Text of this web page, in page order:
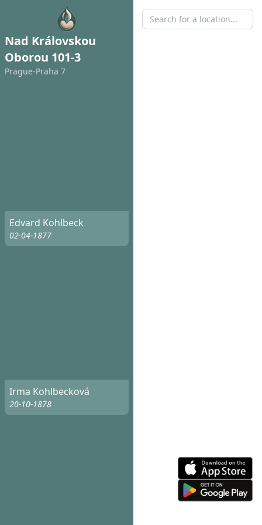
Nad Královskou
Oborou 101-3
Prague-Praha 7
Edvard Kohlbeck
02-04-1877
Irma Kohlbecková
20-10-1878